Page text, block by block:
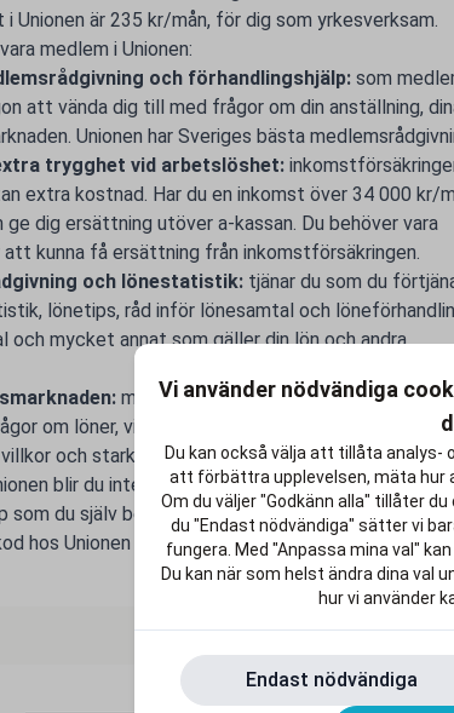
Unionen är 235 kr/mån, för dig som yrkesverksam.
medlem i Unionen:
och förhandlingshjälp: som
att vända dig till med frågor om din anställning,
Unionen har Sveriges bästa
trygghet vid arbetslöshet:
extra kostnad. Har du en inkomst över 34 000 kr/
dig ersättning utöver a-kassan. Du behöver vara
kunna få ersättning från inkomstförsäkringen.
och lönestatistik: tjänar du som du
lönetips, råd inför lönesamtal och
och mycket annat som gäller din lön och andra
med över 700 000 medlemmar är
om löner, villkor, kompetensutveckling och
och starkare rättigheter på jobbet.
blir du inte automatiskt medlem i en a-kassa.
du själv behöver ansöka om.
hos Unionen och gör livet efter studierna lite
Vi använder nödvändiga
Du kan också välja att tillåta analys-
att förbättra upplevelsen, mäta hur
Om du väljer "Godkänn alla" tillåter
du "Endast nödvändiga" sätter vi
fungera. Med "Anpassa mina val"
Du kan när som helst ändra dina val
hur vi använder
Endast nödvändiga